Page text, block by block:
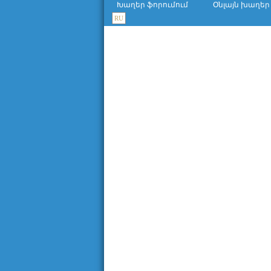
Խաղեր ֆորումում Օնլայն խաղեր
RU